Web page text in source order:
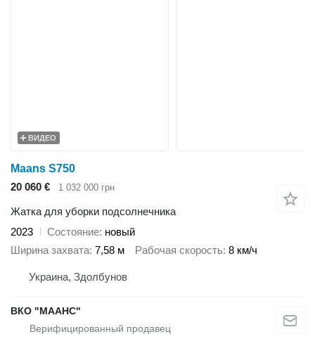
ВИДЕО
Maans S750
20 060 €
1 032 000 грн
Жатка для уборки подсолнечника
2023
Состояние новый
Ширина захвата 7,58 м Рабочая скорость 8 км/ч
Украина, Здолбунов
ВКО "МААНС"